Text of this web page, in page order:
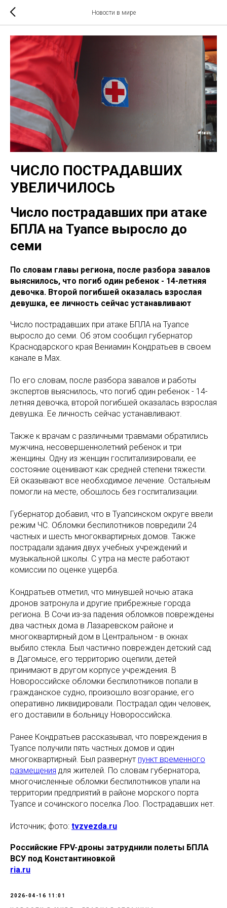
Новости в мире
ЧИСЛО ПОСТРАДАВШИХ
УВЕЛИЧИЛОСЬ
Число пострадавших при атаке
БПЛА на Туапсе выросло до
семи
По словам главы региона, после разбора завалов
выяснилось, что погиб один ребенок - 14-летняя
девочка. Второй погибшей оказалась взрослая
девушка, ее личность сейчас устанавливают
Число пострадавших при атаке БПЛА на Туапсе
выросло до семи. Об этом сообщил губернатор
Краснодарского края Вениамин Кондратьев в своем
канале в Max.
По его словам, после разбора завалов и работы
экспертов выяснилось, что погиб один ребенок - 14-
летняя девочка, второй погибшей оказалась взрослая
девушка. Ее личность сейчас устанавливают.
Также к врачам с различными травмами обратились
мужчина, несовершеннолетний ребенок и три
женщины. Одну из женщин госпитализировали, ее
состояние оценивают как средней степени тяжести.
Ей оказывают все необходимое лечение. Остальным
помогли на месте, обошлось без госпитализации.
Губернатор добавил, что в Туапсинском округе ввели
режим ЧС. Обломки беспилотников повредили 24
частных и шесть многоквартирных домов. Также
пострадали здания двух учебных учреждений и
музыкальной школы. С утра на месте работают
комиссии по оценке ущерба.
Кондратьев отметил, что минувшей ночью атака
дронов затронула и другие прибрежные города
региона. В Сочи из-за падения обломков повреждены
два частных дома в Лазаревском районе и
многоквартирный дом в Центральном - в окнах
выбило стекла. Был частично поврежден детский сад
в Дагомысе, его территорию оцепили, детей
принимают в другом корпусе учреждения. В
Новороссийске обломки беспилотников попали в
гражданское судно, произошло возгорание, его
оперативно ликвидировали. Пострадал один человек,
его доставили в больницу Новороссийска.
Ранее Кондратьев рассказывал, что повреждения в
Туапсе получили пять частных домов и один
многоквартирный. Был развернут пункт временного
размещения для жителей. По словам губернатора,
многочисленные обломки беспилотников упали на
территории предприятий в районе морского порта
Туапсе и сочинского поселка Лоо. Пострадавших нет.
Источник; фото: tvzvezda.ru
Российские FPV-дроны затруднили полеты БПЛА
ВСУ под Константиновкой
ria.ru
2026-04-16 11:01